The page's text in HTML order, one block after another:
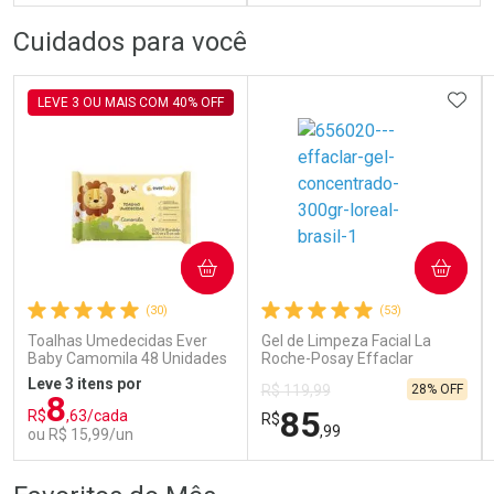
FECHAR
Comprar sem Desconto
Por R$ 166,99/cada
FECHAR
Por Menos
Comprar sem Desconto
Por R$ 166,99/cada
Comprar sem Desconto
Por R$ 69,59/cada
Comprar sem Desconto
Por R$ 69,59/cada
Cuidados para você
(30)
Toalhas Umedecidas Ever
Baby Camomila 48 Unidades
LEVE 3 OU MAIS COM 40% OFF
Leve 3 itens por
R$8,63/cada
ou R$ 15,99/un
COMPRAR
(53)
Gel de Limpeza Facial La
Roche-Posay Effaclar
R$ 119,99
R$85,99
28% OFF
COMPRAR